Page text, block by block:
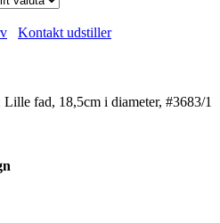
Kontakt udstiller
fad, 18,5cm i diameter, #3683/1